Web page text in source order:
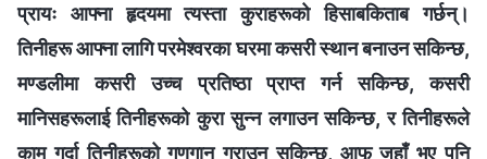
प्रायः आफ्ना हृदयमा त्यस्ता कुराहरूको हिसाबकिताब गर्छन्।
तिनीहरू आफ्ना लागि परमेश्‍वरका घरमा कसरी स्थान बनाउन सकिन्छ,
मण्डलीमा कसरी उच्‍च प्रतिष्ठा प्राप्त गर्न सकिन्छ, कसरी
मानिसहरूलाई तिनीहरूको कुरा सुन्न लगाउन सकिन्छ, र तिनीहरूले
काम गर्दा तिनीहरूको गुणगान गराउन सकिन्छ, आफू जहाँ भए पनि